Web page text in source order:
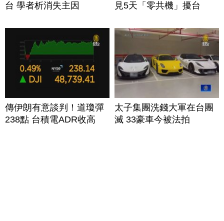
台 學者析消失主因
見5天「零共機」擾台
傳伊朗有意談判！道瓊彈
238點 台積電ADR收高
太子集團洗錢大軍在台團
滅 33豪車今被法拍